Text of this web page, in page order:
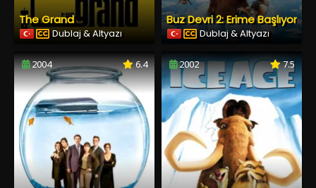
The Grand
Dublaj & Altyazı
Buz Devri 2: Erime Başlıyor
Dublaj & Altyazı
2004 6.4 2002 7.5